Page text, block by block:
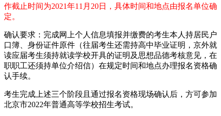
作截止时间为2021年11月20日，具体时间和地点由报名单位确
定。
确认要求：完成网上个人信息填报并缴费的考生本人持居民户
口簿、身份证件原件（往届考生还需持高中毕业证明，京外就
读应届考生须持就读学校开具的证明及思想品德考核意见，在
职职工还须持单位介绍信）在规定时间和地点办理报名资格确
认手续。
考生完成上述三个阶段且通过报名资格现场确认后，方可参加
北京市2022年普通高等学校招生考试。